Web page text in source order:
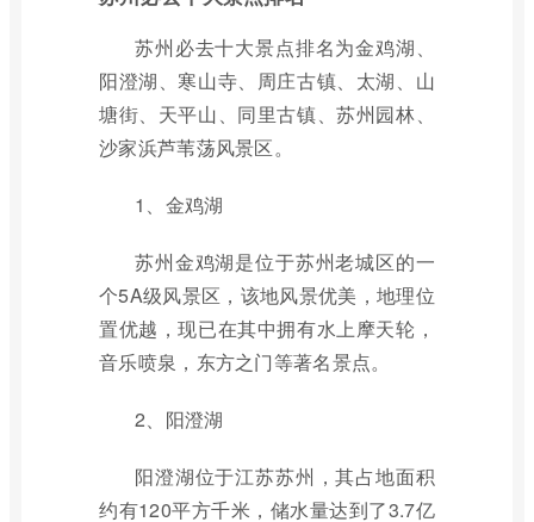
苏州必去十大景点排名为金鸡湖、
阳澄湖、寒山寺、周庄古镇、太湖、山
塘街、天平山、同里古镇、苏州园林、
沙家浜芦苇荡风景区。
1、金鸡湖
苏州金鸡湖是位于苏州老城区的一
个5A级风景区，该地风景优美，地理位
置优越，现已在其中拥有水上摩天轮，
音乐喷泉，东方之门等著名景点。
2、阳澄湖
阳澄湖位于江苏苏州，其占地面积
约有120平方千米，储水量达到了3.7亿